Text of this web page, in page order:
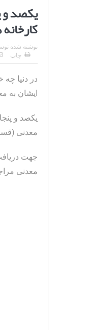
یکصد و
نوشته شده
چاپ
در دنیا
ایشان به
معدنی
جهت
معدنی